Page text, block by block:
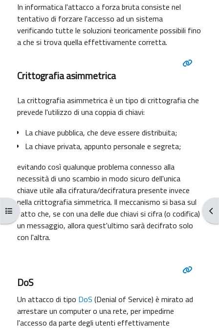
Ouvrir l’index du cours
In informatica l'attacco a forza bruta consiste nel
tentativo di forzare l'accesso ad un sistema
verificando tutte le soluzioni teoricamente possibili fino
a che si trova quella effettivamente corretta.
Crittografia asimmetrica
La crittografia asimmetrica è un tipo di crittografia che
prevede l'utilizzo di una coppia di chiavi:
La chiave pubblica, che deve essere distribuita;
La chiave privata, appunto personale e segreta;
evitando così qualunque problema connesso alla
necessità di uno scambio in modo sicuro dell'unica
chiave utile alla cifratura/decifratura presente invece
nella crittografia simmetrica. Il meccanismo si basa sul
fatto che, se con una delle due chiavi si cifra (o codifica)
un messaggio, allora quest'ultimo sarà decifrato solo
con l'altra.
DoS
Un attacco di tipo DoS (Denial of Service) è mirato ad
arrestare un computer o una rete, per impedirne
l'accesso da parte degli utenti effettivamente